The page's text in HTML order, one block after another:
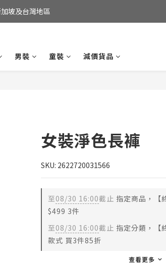
港澳地區免運費;
加坡及台灣地區
男裝 童裝 減價貨品
女裝淨色長褲
SKU: 2622720031566
至08/30 16:00截止 指定商品，【
$499 3件
至08/30 16:00截止 指定分類，【
款式 買3件85折
查看更多